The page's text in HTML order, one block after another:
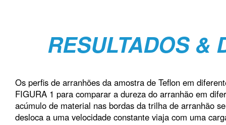
RESULTADOS &
Os perfis de arranhões da amostra de Teflon em
FIGURA 1 para comparar a dureza do arranhão em
acúmulo de material nas bordas da trilha de arranhão
desloca a uma velocidade constante viaja com uma